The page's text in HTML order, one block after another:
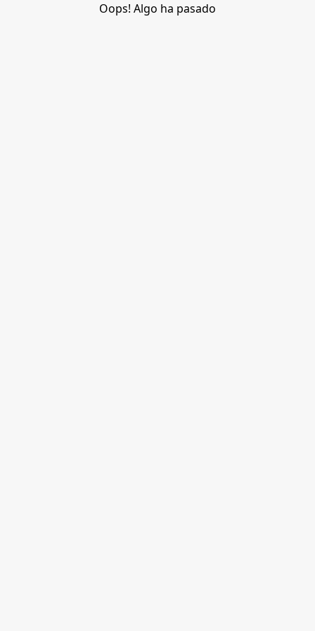
Oops! Algo ha pasado